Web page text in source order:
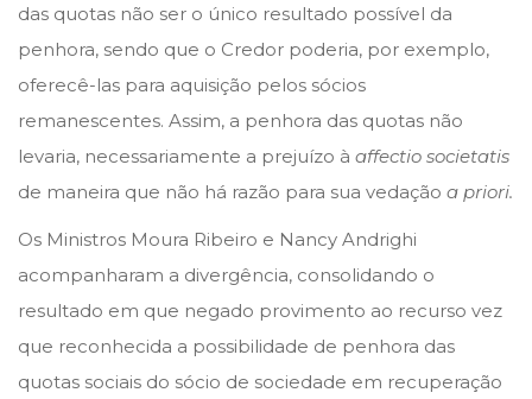
das quotas não ser o único resultado possível da
penhora, sendo que o Credor poderia, por exemplo,
oferecê-las para aquisição pelos sócios
remanescentes. Assim, a penhora das quotas não
levaria, necessariamente a prejuízo à affectio societatis
de maneira que não há razão para sua vedação a priori.
Os Ministros Moura Ribeiro e Nancy Andrighi
acompanharam a divergência, consolidando o
resultado em que negado provimento ao recurso vez
que reconhecida a possibilidade de penhora das
quotas sociais do sócio de sociedade em recuperação